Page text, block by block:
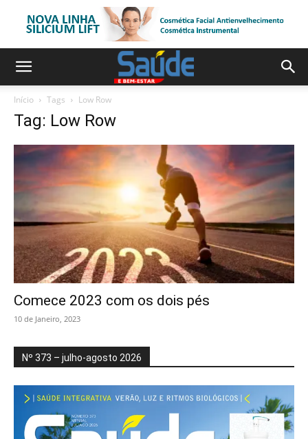
Início Tags Low Row
Tag: Low Row
Comece 2023 com os dois pés
10 de Janeiro, 2023
Nº 373 – julho-agosto 2026